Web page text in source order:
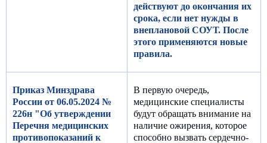
действуют до окончания их
срока, если нет нужды в
внеплановой СОУТ. После
этого применяются новые
правила.
Приказ Минздрава
России от 06.05.2024 №
226н "Об утверждении
Перечня медицинских
противопоказаний к
В первую очередь,
медицинские специалисты
будут обращать внимание на
наличие ожирения, которое
способно вызвать сердечно-